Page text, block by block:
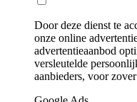
Door deze dienst te
onze online
advertentieaanbod
versleutelde
aanbieders, voor